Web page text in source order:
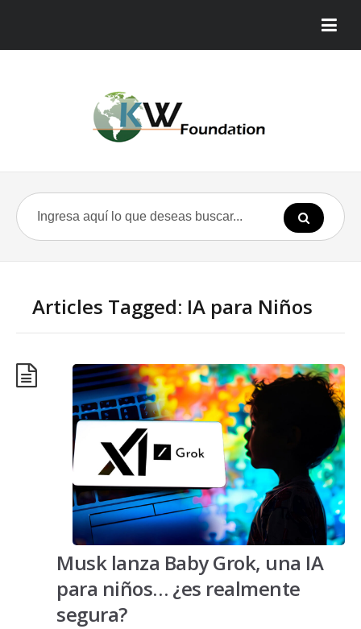
Articles Tagged: IA para Niños
Musk lanza Baby Grok, una IA
para niños… ¿es realmente
segura?